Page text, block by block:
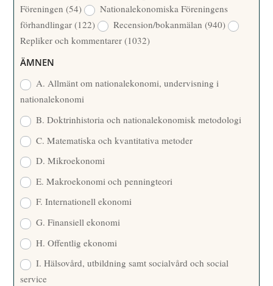
R
T
T
A
R
Föreningen(54)
Nationalekonomiska Föreningens
förhandlingar(122) Recension/bokanmälan(940)
Repliker och kommentarer(1032)
ÄMNEN
A. Allmänt om nationalekonomi, undervisning i
nationalekonomi
B. Doktrinhistoria och nationalekonomisk metodologi
C. Matematiska och kvantitativa metoder
D. Mikroekonomi
E. Makroekonomi och penningteori
F. Internationell ekonomi
G. Finansiell ekonomi
H. Offentlig ekonomi
I. Hälsovård, utbildning samt socialvård och social
service